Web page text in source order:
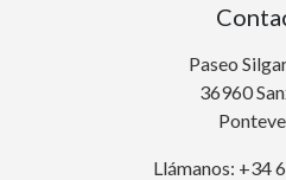
Paseo
36960
Llámanos: +34